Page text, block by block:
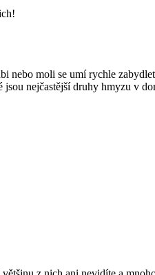
nebo moli se umí rychle
nejčastější druhy hmyzu v